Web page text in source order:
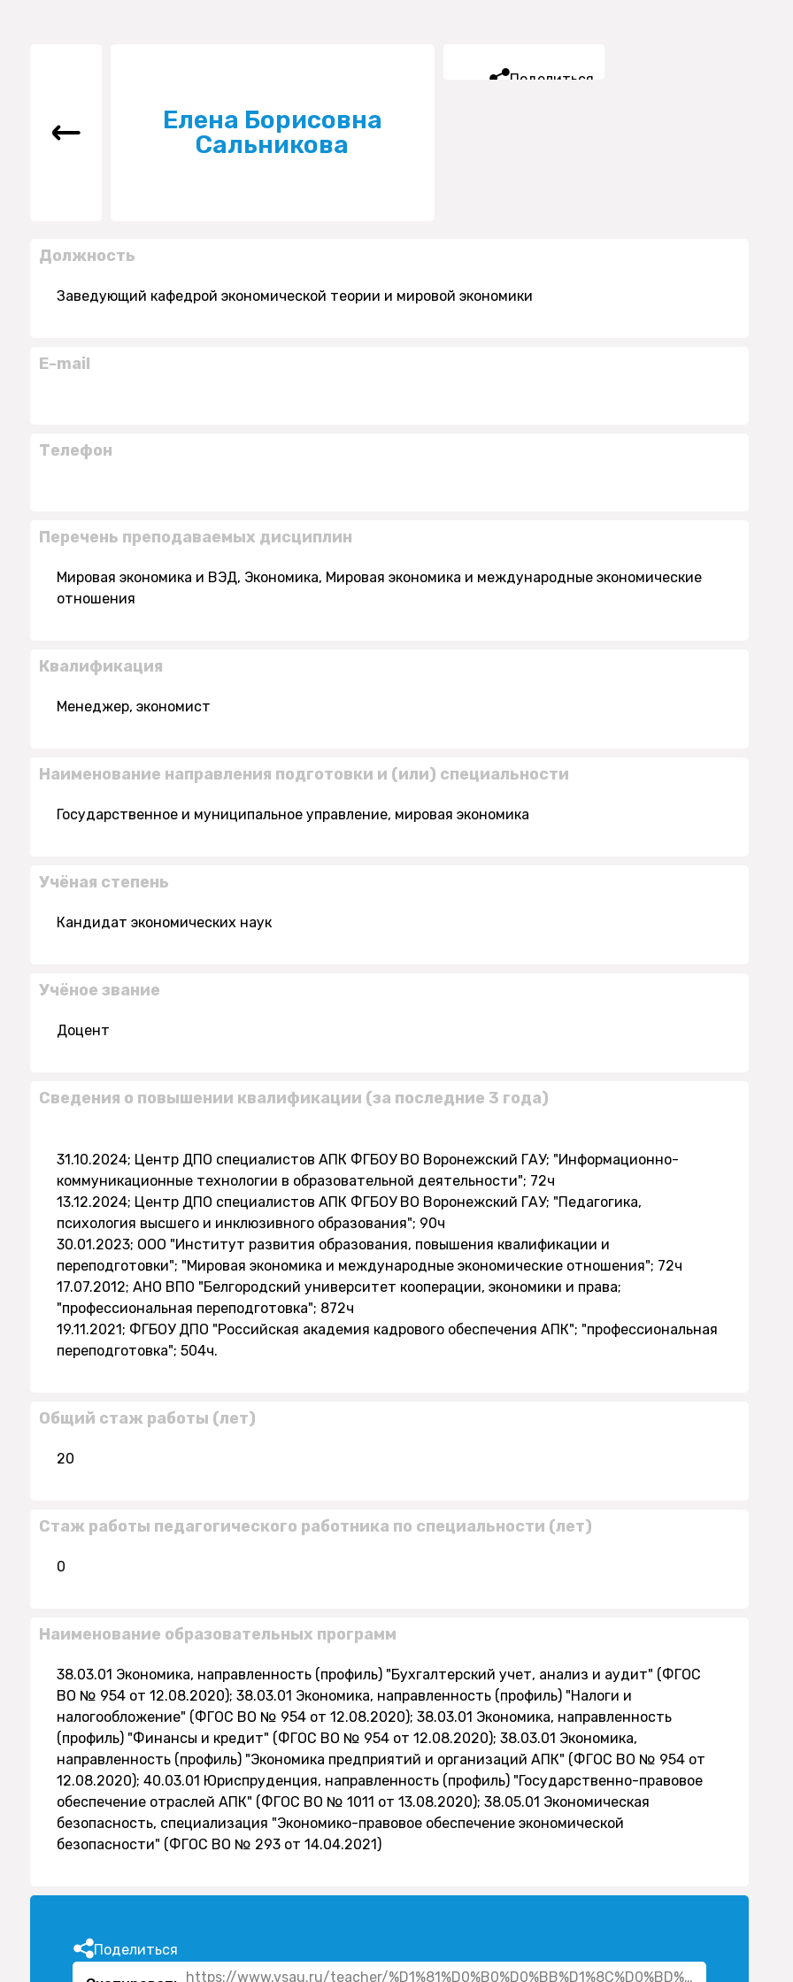
Елена Борисовна
Сальникова
Поделиться
Должность
Заведующий кафедрой экономической теории и мировой экономики
E-mail
Телефон
Перечень преподаваемых дисциплин
Мировая экономика и ВЭД, Экономика, Мировая экономика и международные экономические
отношения
Квалификация
Менеджер, экономист
Наименование направления подготовки и (или) специальности
Государственное и муниципальное управление, мировая экономика
Учёная степень
Кандидат экономических наук
Учёное звание
Доцент
Сведения о повышении квалификации (за последние 3 года)
31.10.2024; Центр ДПО специалистов АПК ФГБОУ ВО Воронежский ГАУ; "Информационно-
коммуникационные технологии в образовательной деятельности"; 72ч
13.12.2024; Центр ДПО специалистов АПК ФГБОУ ВО Воронежский ГАУ; "Педагогика,
психология высшего и инклюзивного образования"; 90ч
30.01.2023; ООО "Институт развития образования, повышения квалификации и
переподготовки"; "Мировая экономика и международные экономические отношения"; 72ч
17.07.2012; АНО ВПО "Белгородский университет кооперации, экономики и права;
"профессиональная переподготовка"; 872ч
19.11.2021; ФГБОУ ДПО "Российская академия кадрового обеспечения АПК"; "профессиональная
переподготовка"; 504ч.
Общий стаж работы (лет)
20
Стаж работы педагогического работника по специальности (лет)
0
Наименование образовательных программ
38.03.01 Экономика, направленность (профиль) "Бухгалтерский учет, анализ и аудит" (ФГОС
ВО № 954 от 12.08.2020); 38.03.01 Экономика, направленность (профиль) "Налоги и
налогообложение" (ФГОС ВО № 954 от 12.08.2020); 38.03.01 Экономика, направленность
(профиль) "Финансы и кредит" (ФГОС ВО № 954 от 12.08.2020); 38.03.01 Экономика,
направленность (профиль) "Экономика предприятий и организаций АПК" (ФГОС ВО № 954 от
12.08.2020); 40.03.01 Юриспруденция, направленность (профиль) "Государственно-правовое
обеспечение отраслей АПК" (ФГОС ВО № 1011 от 13.08.2020); 38.05.01 Экономическая
безопасность, специализация "Экономико-правовое обеспечение экономической
безопасности" (ФГОС ВО № 293 от 14.04.2021)
Поделиться
https://www.vsau.ru/teacher/